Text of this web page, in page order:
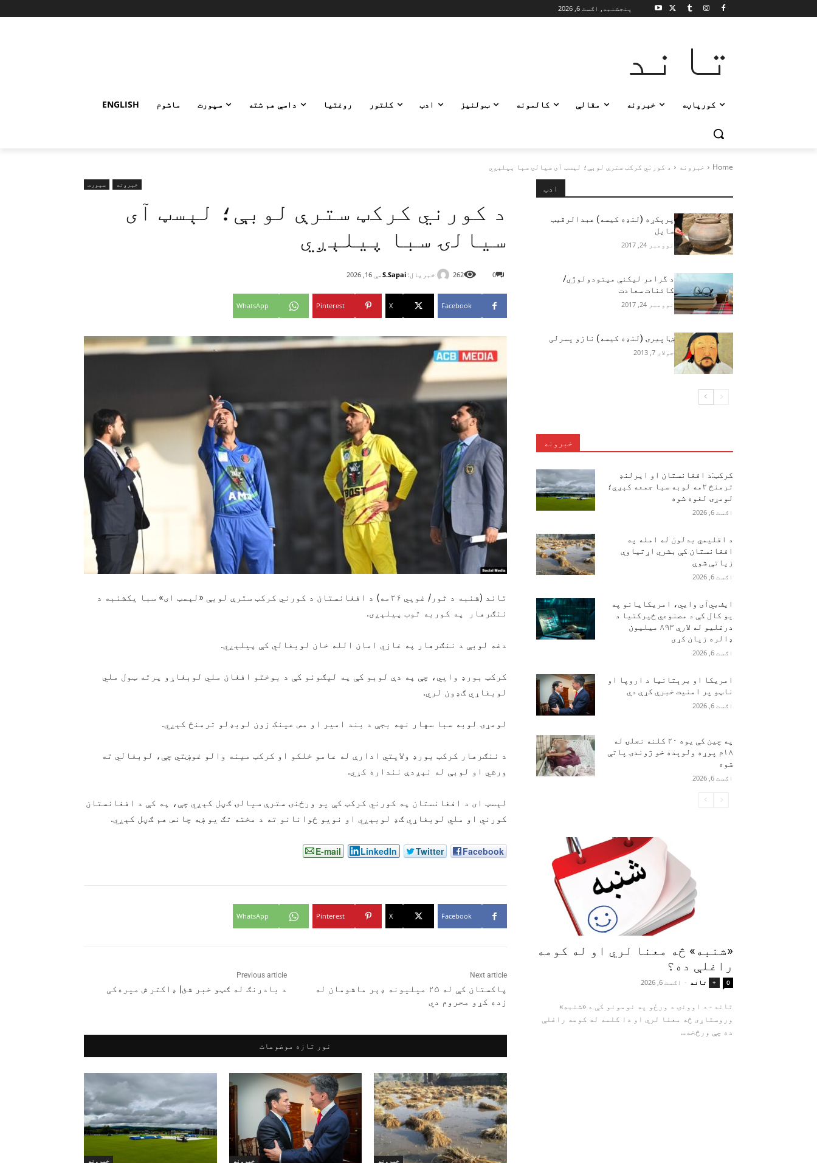
پنجشنبه, اګست 6, 2026
تاند
کورپاڼه خبرونه مقالې کالمونه ټولنیز ادب کلتور روغتیا داسې هم شته سپورت ماشوم ENGLISH
Home خبرونه د کورني کرکټ سترې لوبې؛ لېسټ آی سیالۍ سبا پيلېږي
خبرونه سپورت
د کورني کرکټ سترې لوبې؛ لېسټ آی
سیالۍ سبا پيلېږي
خبریال: S.Sapaiمې 16, 2026 0
262
Facebook
X
Pinterest
WhatsApp
تاند (شنبه د ثور/ غويي ۲۶مه) ‏د افغانستان د کورني کرکټ سترې لوبې «لېسټ ای» سبا یکشنبه د
ننګرهار په کوربه توب پيلېږی.
دغه لوبې د ننګرهار په غازي امان الله خان لوبغالي کې پيلېږي.
کرکټ بورډ وایي، چې په دې لوبو کې په لیګونو کې د بوختو افغان ملي لوبغاړو پرته ټول ملي
لوبغاړي ګډون لري.
لومړۍ لوبه سبا سهار نهه بجې د بند امیر او مس عینک زون لوبډلو ترمنځ کېږي.
د ننګرهار کرکټ بورډ ولایتي ادارې له عامو خلکو او کرکټ مینه والو غوښتي چې، لوبغالي ته
ورشي او لوبې له نېږدې ننداره کړي.
لېسټ ای د افغانستان په کورني کرکټ کې یو ورځنۍ سترې سیالۍ ګڼل کېږي چې، په کې د افغانستان
کورني او ملي لوبغاړي ګډ لوبېږي او نویو ځوانانو ته د مخته تګ یو ښه چانس هم ګڼل کېږي.
Facebook
Twitter
LinkedIn
E-mail
Facebook
X
Pinterest
WhatsApp
Previous article
د بادرنګ له ګټو خبر شئ| ډاکتر ش میره‌کی
Next article
پاکستان کې له ۲۵ میلیونه ډېر ماشومان له
زده کړو محروم دي
نور تازه موضوعات
خبرونه خبرونه خبرونه
ادب
پرېکړه (لنډه کیسه) عبدالرقیب
سایل
نوومبر 24, 2017
د گرامر لیکنې میتودولوژي/
کائنات سعادت
نوومبر 24, 2017
ښاپیرۍ (لنډه کیسه) نازو پسرلی
جولای 7, 2013
خبرونه
کرکټ:د افغانستان او ایرلنډ
ترمنځ ۲مه لوبه سبا جمعه کېږي؛
لومړۍ لغوه شوه
اګست 6, 2026
د اقلیمي بدلون له امله په
افغانستان کې بشري اړتیاوې
زیاتې شوې
اګست 6, 2026
ایف‌بي‌آی وايي، امریکایانو په
یو کال کې د مصنوعي ځیرکتیا د
درغلیو له لارې ۸۹۳ میلیون
ډالره زیان کړی
اګست 6, 2026
امریکا او برېتانیا د اروپا او
ناټو پر امنیت خبرې کړې دي
اګست 6, 2026
په چین کې یوه ۲۰ کلنه نجلۍ له
۱۸م پوړه ولوېده خو ژوندۍ پاتې
شوه
اګست 6, 2026
«شنبه» څه معنا لري او له کومه
راغلې ده؟
+ تاند - اګست 6, 2026 0
تاند - د اوونۍ د ورځو په نومونو کې د «شنبه»
وروستاړی څه معنا لري او دا کلمه له کومه راغلې
ده چې ورڅخه...